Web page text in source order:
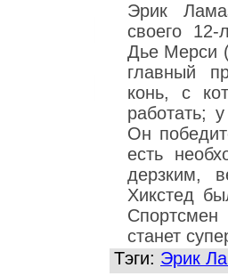
Эрик
своего 12-
Дье Мерси
главный
конь, с
работать;
Он
есть
дерзким,
Хикстед
станет
Тэги: Эрик